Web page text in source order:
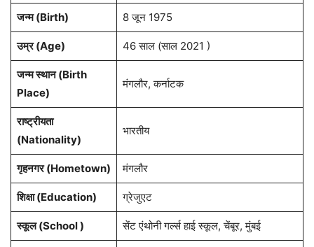
जन्म (Birth) 8 जून 1975
उम्र (Age) 46 साल (साल 2021 )
जन्म स्थान (Birth
Place)
मंगलौर, कर्नाटक
राष्ट्रीयता
(Nationality)
भारतीय
गृहनगर (Hometown) मंगलौर
शिक्षा (Education) ग्रेजुएट
स्कूल (School ) सेंट एंथोनी गर्ल्स हाई स्कूल, चेंबूर, मुंबई